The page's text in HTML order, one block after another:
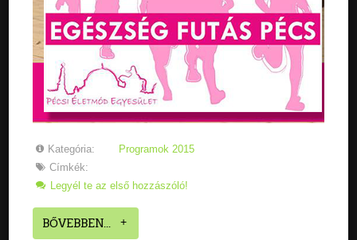
Kategória:
Programok 2015
Címkék:
Legyél te az első hozzászóló!
BŐVEBBEN...